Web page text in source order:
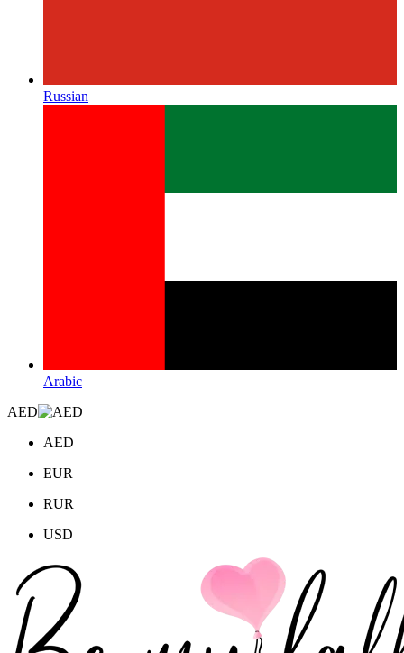
Russian
Arabic
AED
AED
EUR
RUR
USD